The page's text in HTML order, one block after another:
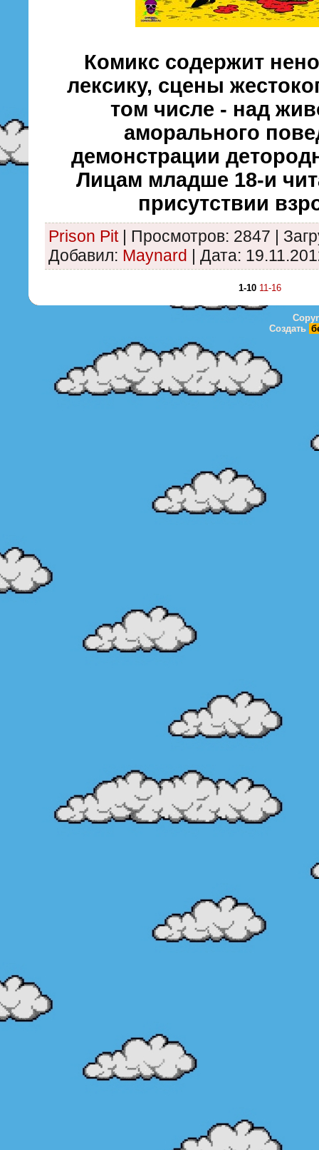
Комикс содержит
лексику, сцены
том числе - над
аморального
демонстрации
Лицам младше 18-и
присутствии
Prison Pit| Просмотров: 2847 |
Добавил: Maynard | Дата:
1-10 11-16
Создать